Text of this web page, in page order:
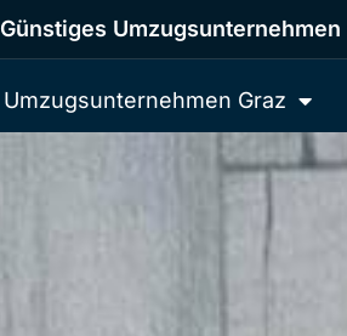
Günstiges Umzugsunternehmen
Umzugsunternehmen Graz